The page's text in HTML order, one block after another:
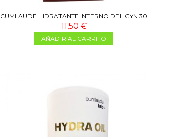
CUMLAUDE HIDRATANTE INTERNO DELIGYN 30
ML
11,50 €
AÑADIR AL CARRITO